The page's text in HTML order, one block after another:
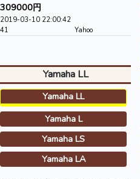
309000円
2019-03-10 22:00:42
41
Yahoo
Yamaha LL
Yamaha LL
Yamaha L
Yamaha LS
Yamaha LA